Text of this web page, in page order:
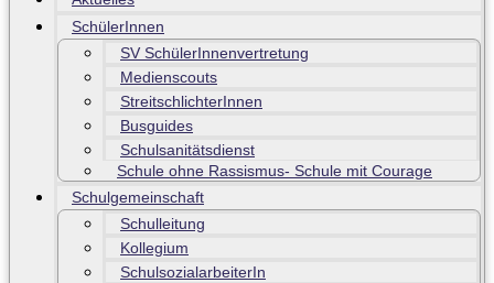
SchülerInnen
SV SchülerInnenvertretung
Medienscouts
StreitschlichterInnen
Busguides
Schulsanitätsdienst
Schule ohne Rassismus- Schule mit Courage
Schulgemeinschaft
Schulleitung
Kollegium
SchulsozialarbeiterIn